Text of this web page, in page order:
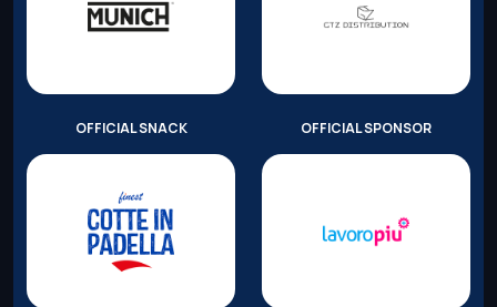
OFFICIAL SNACK OFFICIAL SPONSOR